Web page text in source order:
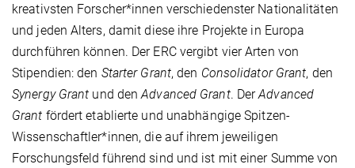
kreativsten Forscher*innen verschiedenster Nationalitäten
und jeden Alters, damit diese ihre Projekte in Europa
durchführen können. Der ERC vergibt vier Arten von
Stipendien: den Starter Grant, den Consolidator Grant, den
Synergy Grant und denAdvanced Grant. DerAdvanced
Grant fördert etablierte und unabhängige Spitzen-
Wissenschaftler*innen, die auf ihrem jeweiligen
Forschungsfeld führend sind und ist mit einer Summe von